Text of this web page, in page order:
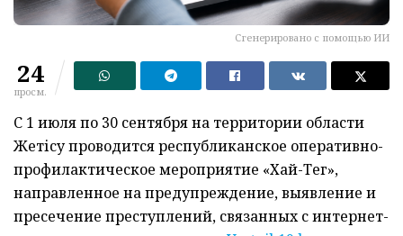
Сгенерировано с помощью ИИ
24
просм.
С 1 июля по 30 сентября на территории области
Жетісу проводится республиканское оперативно-
профилактическое мероприятие «Хай-Тег»,
направленное на предупреждение, выявление и
пресечение преступлений, связанных с интернет-